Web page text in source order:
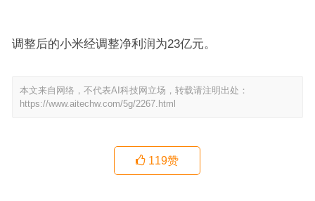
调整后的小米经调整净利润为23亿元。
本文来自网络，不代表AI科技网立场，转载请注明出处：
https://www.aitechw.com/5g/2267.html
119赞